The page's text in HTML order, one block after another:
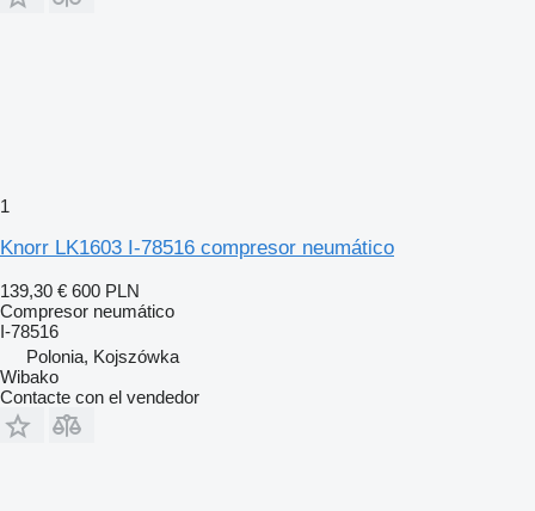
1
Knorr LK1603 I-78516 compresor neumático
139,30 € 600 PLN
Compresor neumático
I-78516
Polonia, Kojszówka
Wibako
Contacte con el vendedor